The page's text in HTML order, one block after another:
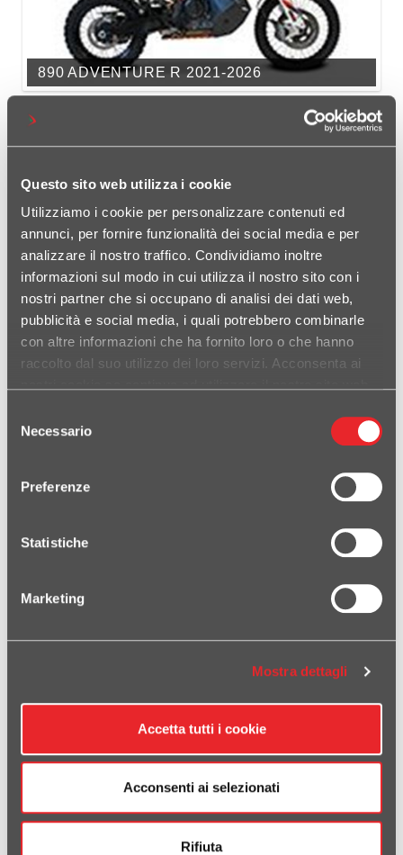
Questo sito web utilizza i cookie
Utilizziamo i cookie per personalizzare contenuti ed
annunci, per fornire funzionalità dei social media e per
analizzare il nostro traffico. Condividiamo inoltre
informazioni sul modo in cui utilizza il nostro sito con i
nostri partner che si occupano di analisi dei dati web,
pubblicità e social media, i quali potrebbero combinarle
con altre informazioni che ha fornito loro o che hanno
raccolto dal suo utilizzo dei loro servizi. Acconsenta ai
delNecessario
Preferenze
Statistiche
Marketing
Mostra dettagli
Accetta tutti i cookie
Acconsenti ai selezionati
Rifiuta
890 ADVENTURE R 2021-2026
1290 SUPERDUKE GT 2017-2021